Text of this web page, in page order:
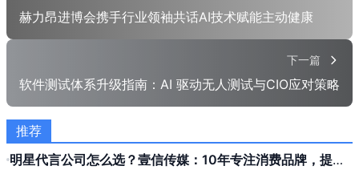
QQ 朋友网
有道云 股吧
赫力昂进博会携手行业领袖共话AI技术赋能主动健康
下一篇
软件测试体系升级指南：AI 驱动无人测试与CIO应对策略
推荐
明星代言公司怎么选？壹信传媒：10年专注消费品牌，提供